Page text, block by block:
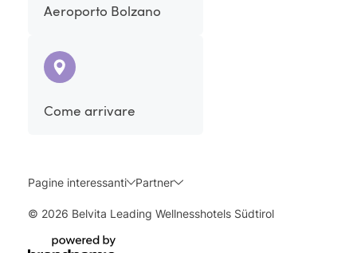
Aeroporto Bolzano
Come arrivare
Pagine interessanti Partner
© 2026 Belvita Leading Wellnesshotels Südtirol